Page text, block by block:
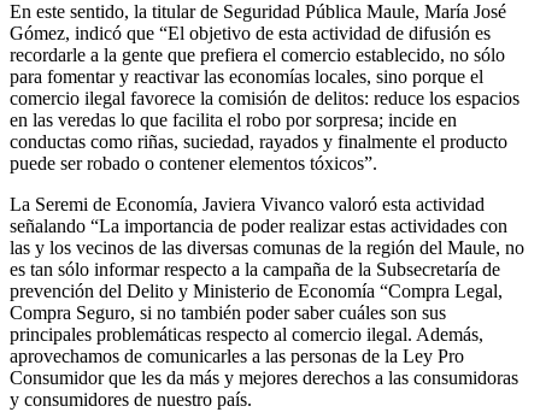
En este sentido, la titular de Seguridad Pública Maule, María José
Gómez, indicó que “El objetivo de esta actividad de difusión es
recordarle a la gente que prefiera el comercio establecido, no sólo
para fomentar y reactivar las economías locales, sino porque el
comercio ilegal favorece la comisión de delitos: reduce los espacios
en las veredas lo que facilita el robo por sorpresa; incide en
conductas como riñas, suciedad, rayados y finalmente el producto
puede ser robado o contener elementos tóxicos”.
La Seremi de Economía, Javiera Vivanco valoró esta actividad
señalando “La importancia de poder realizar estas actividades con
las y los vecinos de las diversas comunas de la región del Maule, no
es tan sólo informar respecto a la campaña de la Subsecretaría de
prevención del Delito y Ministerio de Economía “Compra Legal,
Compra Seguro, si no también poder saber cuáles son sus
principales problemáticas respecto al comercio ilegal. Además,
aprovechamos de comunicarles a las personas de la Ley Pro
Consumidor que les da más y mejores derechos a las consumidoras
y consumidores de nuestro país.